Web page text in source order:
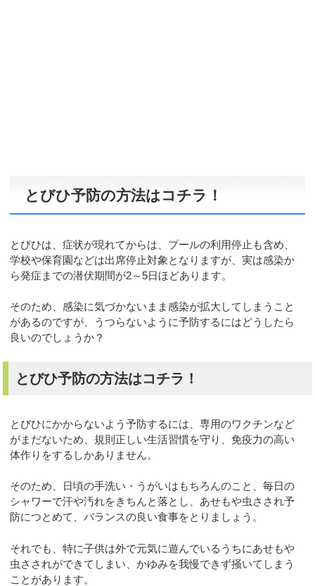
とびひ予防の方法はコチラ！
とびひは、症状が現れてからは、プールの利用停止も含め、
学校や保育園などは出席停止対象となりますが、実は感染か
ら発症までの潜伏期間が2～5日ほどあります。
そのため、感染に気づかないまま感染が拡大してしまうこと
があるのですが、うつらないように予防するにはどうしたら
良いのでしょうか？
とびひ予防の方法はコチラ！
とびひにかからないよう予防するには、専用のワクチンなど
がまだないため、規則正しい生活習慣を守り、免疫力の高い
体作りをするしかありません。
そのため、日頃の手洗い・うがいはもちろんのこと、毎日の
シャワーで汗や汚れをきちんと落とし、あせもや虫さされ予
防につとめて、バランスの良い食事をとりましょう。
それでも、特に子供は外で元気に遊んでいるうちにあせもや
虫さされができてしまい、かゆみを我慢できず掻いてしまう
ことがあります。